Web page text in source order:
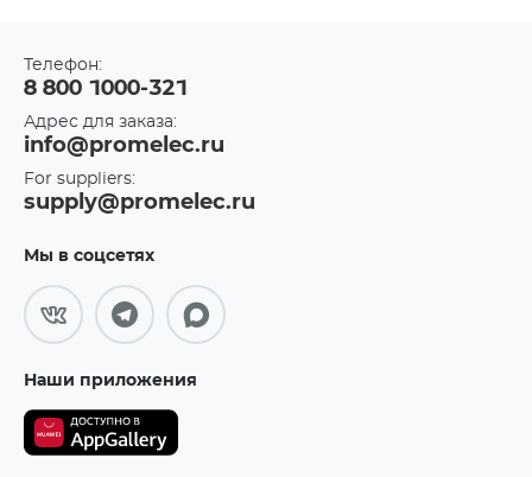
Телефон:
8 800 1000-321
Адрес для заказа:
info@promelec.ru
For suppliers:
supply@promelec.ru
Мы в соцсетях
Наши приложения